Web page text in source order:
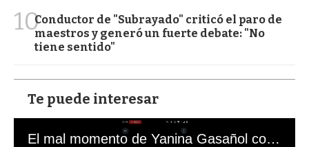
10Conductor de "Subrayado" criticó el paro de
maestros y generó un fuerte debate: "No
tiene sentido"
Te puede interesar
El mal momento de Yanina Gasañol con un hincha argentino en "Subrayado"